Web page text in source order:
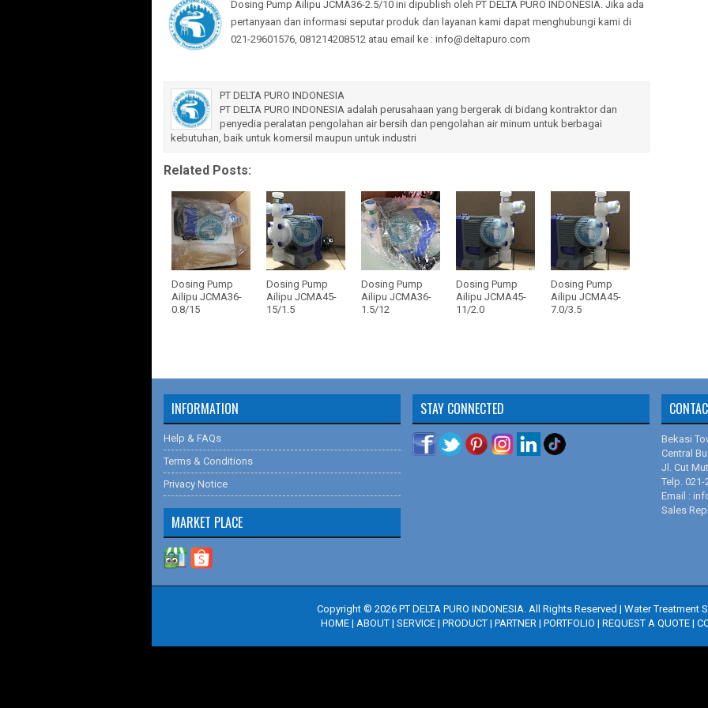
Dosing Pump Ailipu JCMA36-2.5/10 ini dipublish oleh PT DELTA PURO INDONESIA. Jika ada
pertanyaan dan informasi seputar produk dan layanan kami dapat menghubungi kami di
021-29601576, 081214208512 atau email ke : info@deltapuro.com
PT DELTA PURO INDONESIA
PT DELTA PURO INDONESIA adalah perusahaan yang bergerak di bidang kontraktor dan
penyedia peralatan pengolahan air bersih dan pengolahan air minum untuk berbagai
kebutuhan, baik untuk komersil maupun untuk industri
Related Posts:
Dosing Pump
Ailipu JCMA36-
0.8/15
Dosing Pump
Ailipu JCMA45-
15/1.5
Dosing Pump
Ailipu JCMA36-
1.5/12
Dosing Pump
Ailipu JCMA45-
11/2.0
Dosing Pump
Ailipu JCMA45-
7.0/3.5
Sertifikat
INFORMATION
Help & FAQs
Terms & Conditions
Privacy Notice
MARKET PLACE
STAY CONNECTED
Bekasi
Central
Jl. Cut
Telp. 021-
Email :
Sales
Copyright © 2026 PT DELTA PURO INDONESIA. All Rights Reserved | Water Treatment
HOME | ABOUT | SERVICE | PRODUCT | PARTNER | PORTFOLIO | REQUEST A QUOTE |